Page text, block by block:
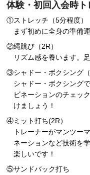
体験・初回入会時ト
①ストレッチ（5分程度）
まず初めに全身の準備
②縄跳び（2R）
リズム感を養います。
③シャドー・ボクシング（
シャドー・ボクシング
ビネーションのチェッ
けましょう！
④ミット打ち(2R）
トレーナーがマンツー
ネーションなど技術を
楽しいです！
⑤サンドバック打ち